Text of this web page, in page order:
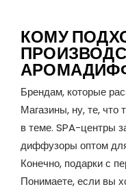
КОМУ
Брендам, которые
Магазины, ну, те,
в теме. SPA-центры
диффузоры оптом
Конечно, подарки с
Понимаете, если вы